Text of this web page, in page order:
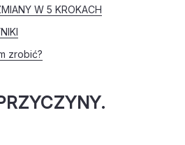
W 5 KROKACH
zrobić?